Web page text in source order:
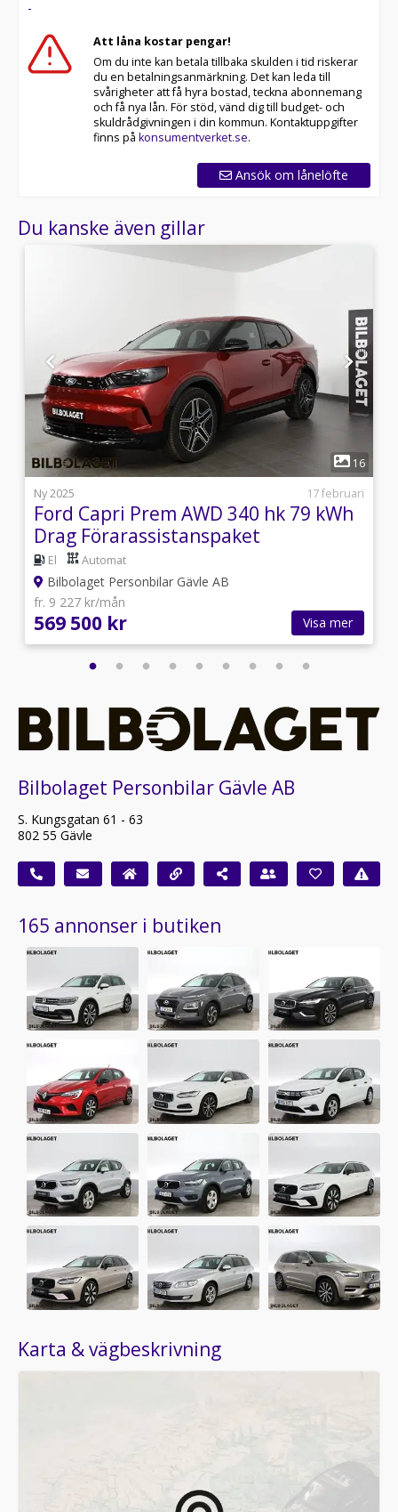
-
Att låna kostar pengar!
Om du inte kan betala tillbaka skulden i tid riskerar
du en betalningsanmärkning. Det kan leda till
svårigheter att få hyra bostad, teckna abonnemang
och få nya lån. För stöd, vänd dig till budget- och
skuldrådgivningen i din kommun. Kontaktuppgifter
finns på konsumentverket.se.
Ansök om lånelöfte
Du kanske även gillar
1
16
Ny 2025
17 februari
Ford Capri Prem AWD 340 hk 79 kWh
Drag Förarassistanspaket
El Automat
Bilbolaget Personbilar Gävle AB
fr. 9 227 kr/mån
569 500 kr Visa mer
Bilbolaget Personbilar Gävle AB
S. Kungsgatan 61 - 63
802 55 Gävle
165 annonser i butiken
Karta & vägbeskrivning